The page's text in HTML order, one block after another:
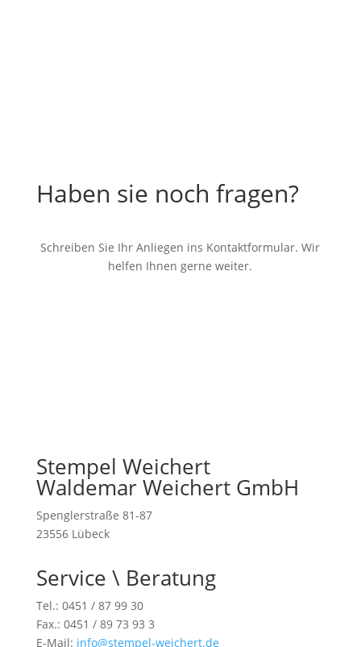
Haben sie noch fragen?
Schreiben Sie Ihr Anliegen ins Kontaktformular. Wir
helfen Ihnen gerne weiter.
Stempel Weichert
Waldemar Weichert GmbH
Spenglerstraße 81-87
23556 Lübeck
Service \ Beratung
Tel.: 0451 / 87 99 30
Fax.: 0451 / 89 73 93 3
E-Mail: info@stempel-weichert.de